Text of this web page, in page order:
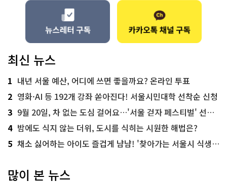
최신 뉴스
1 내년 서울 예산, 어디에 쓰면 좋을까요? 온라인 투표
2 영화·AI 등 192개 강좌 쏟아진다! 서울시민대학 선착순 신청
3 9월 20일, 차 없는 도심 걸어요…'서울 걷자 페스티벌' 선착순 5천명
4 밤에도 식지 않는 더위, 도시를 식히는 시원한 해법은?
5 채소 싫어하는 아이도 즐겁게 냠냠! '찾아가는 서울시 식생활 교육' 현장
많이 본 뉴스